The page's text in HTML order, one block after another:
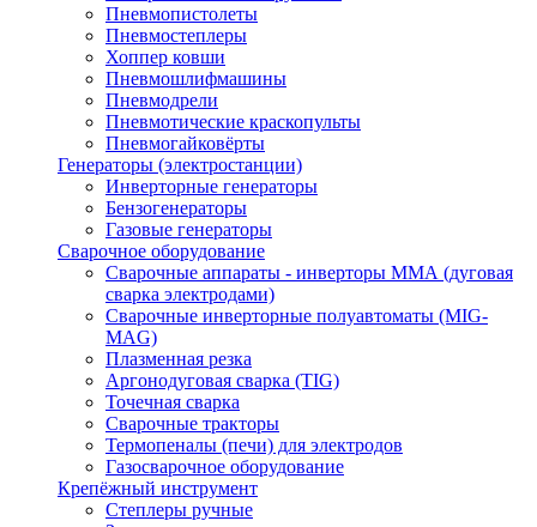
Пневмопистолеты
Пневмостеплеры
Хоппер ковши
Пневмошлифмашины
Пневмодрели
Пневмотические краскопульты
Пневмогайковёрты
Генераторы (электростанции)
Инверторные генераторы
Бензогенераторы
Газовые генераторы
Сварочное оборудование
Сварочные аппараты - инверторы ММА (дуговая
сварка электродами)
Сварочные инверторные полуавтоматы (MIG-
MAG)
Плазменная резка
Аргонодуговая сварка (TIG)
Точечная сварка
Сварочные тракторы
Термопеналы (печи) для электродов
Газосварочное оборудование
Крепёжный инструмент
Степлеры ручные